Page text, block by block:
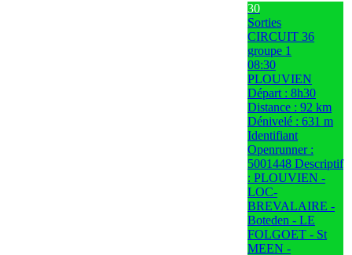
30
Sorties
CIRCUIT 36
groupe 1
08:30
PLOUVIEN
Départ : 8h30
Distance : 92 km
Dénivelé : 631 m
Identifiant
Openrunner :
5001448 Descriptif
: PLOUVIEN -
LOC-
BREVALAIRE -
Boteden - LE
FOLGOET - St
MEEN -